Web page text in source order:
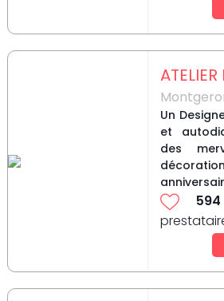
Un
et
des
594